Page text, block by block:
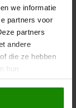
we informatie
partners voor
partners
andere
die ze hebben
hun
klikken of
overzicht